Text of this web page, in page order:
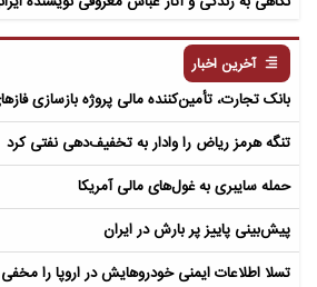
آخرین اخبار
بانک تجارت، تأمین‌کننده مالی پروژه بازسازی فازهای ۴ و ۵ پارس
تنگه هرمز ریاض را وادار به تخفیف‌دهی نفتی کرد
حمله سایبری به غول‌های مالی آمریکا
پیش‌بینی پاییز پر بارش در ایران
تسلا اطلاعات ایمنی خودروهایش در اروپا را